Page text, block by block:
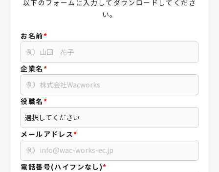
以下のフォームに入力してダウンロードしてくださ
い。
お名前*
企業名*
役職名*
メールアドレス*
電話番号(ハイフンなし)*